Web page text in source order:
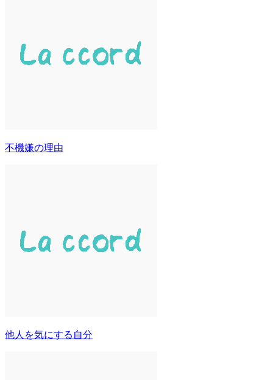
不機嫌の理由
他人を気にする自分